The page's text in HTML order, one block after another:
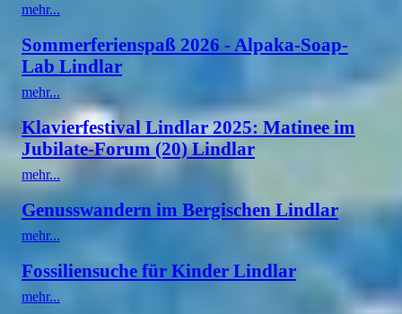
mehr...
Sommerferienspaß 2026 - Alpaka-Soap-
Lab Lindlar
mehr...
Klavierfestival Lindlar 2025: Matinee im
Jubilate-Forum (20) Lindlar
mehr...
Genusswandern im Bergischen Lindlar
mehr...
Fossiliensuche für Kinder Lindlar
mehr...